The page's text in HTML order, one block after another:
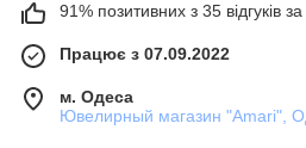
91% позитивних з 35 відгуків за
Працює з 07.09.2022
м. Одеса
Ювелирный магазин "Amari",